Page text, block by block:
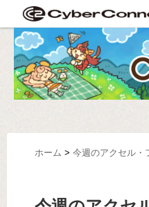
ホーム > 今週のアクセル・